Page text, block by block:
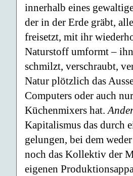
innerhalb eines
der in der Erde gräbt,
freisetzt, mit ihr
Naturstoff umformt –
schmilzt, verschraubt,
Natur plötzlich das
Computers oder auch
Küchenmixers hat.
Kapitalismus das durch
gelungen, bei dem
noch das Kollektiv der
eigenen